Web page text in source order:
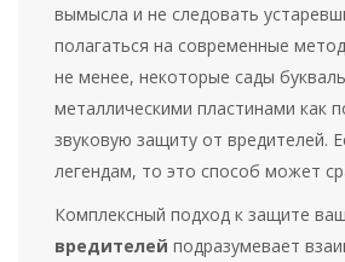
вымысла и не следовать
полагаться на современные
не менее, некоторые сады
металлическими пластинами как
звуковую защиту от вредителей.
легендам, то это способ может
Комплексный подход к защите
вредителей подразумевает